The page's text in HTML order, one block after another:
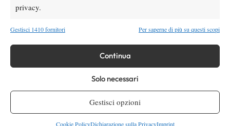
privacy.
Gestisci 1410 fornitori Per saperne di più su questi scopi
Continua
Solo necessari
Gestisci opzioni
Cookie PolicyDichiarazione sulla PrivacyImprint
Masters 1000 Cincinnati 2026: a che ora e
dove vedere il sorteggio del tabellone
giocherà lo US Open, forse non lo vedremo
più nel 2026”